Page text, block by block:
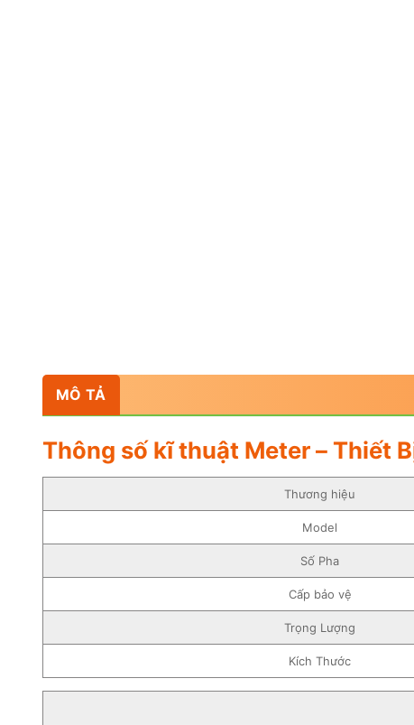
MÔ TẢ
Thông số kĩ thuật Meter – Thiết
Thương hiệu
Model
Số Pha
Cấp bảo vệ
Trọng Lượng
Kích Thước